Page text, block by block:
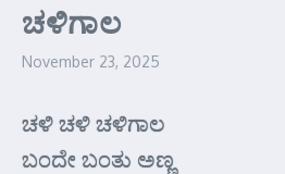
ಚಳಿಗಾಲ
November 23, 2025
ಚಳಿ ಚಳಿ ಚಳಿಗಾಲ
ಬಂದೇ ಬಂತು ಅಣ್ಣ